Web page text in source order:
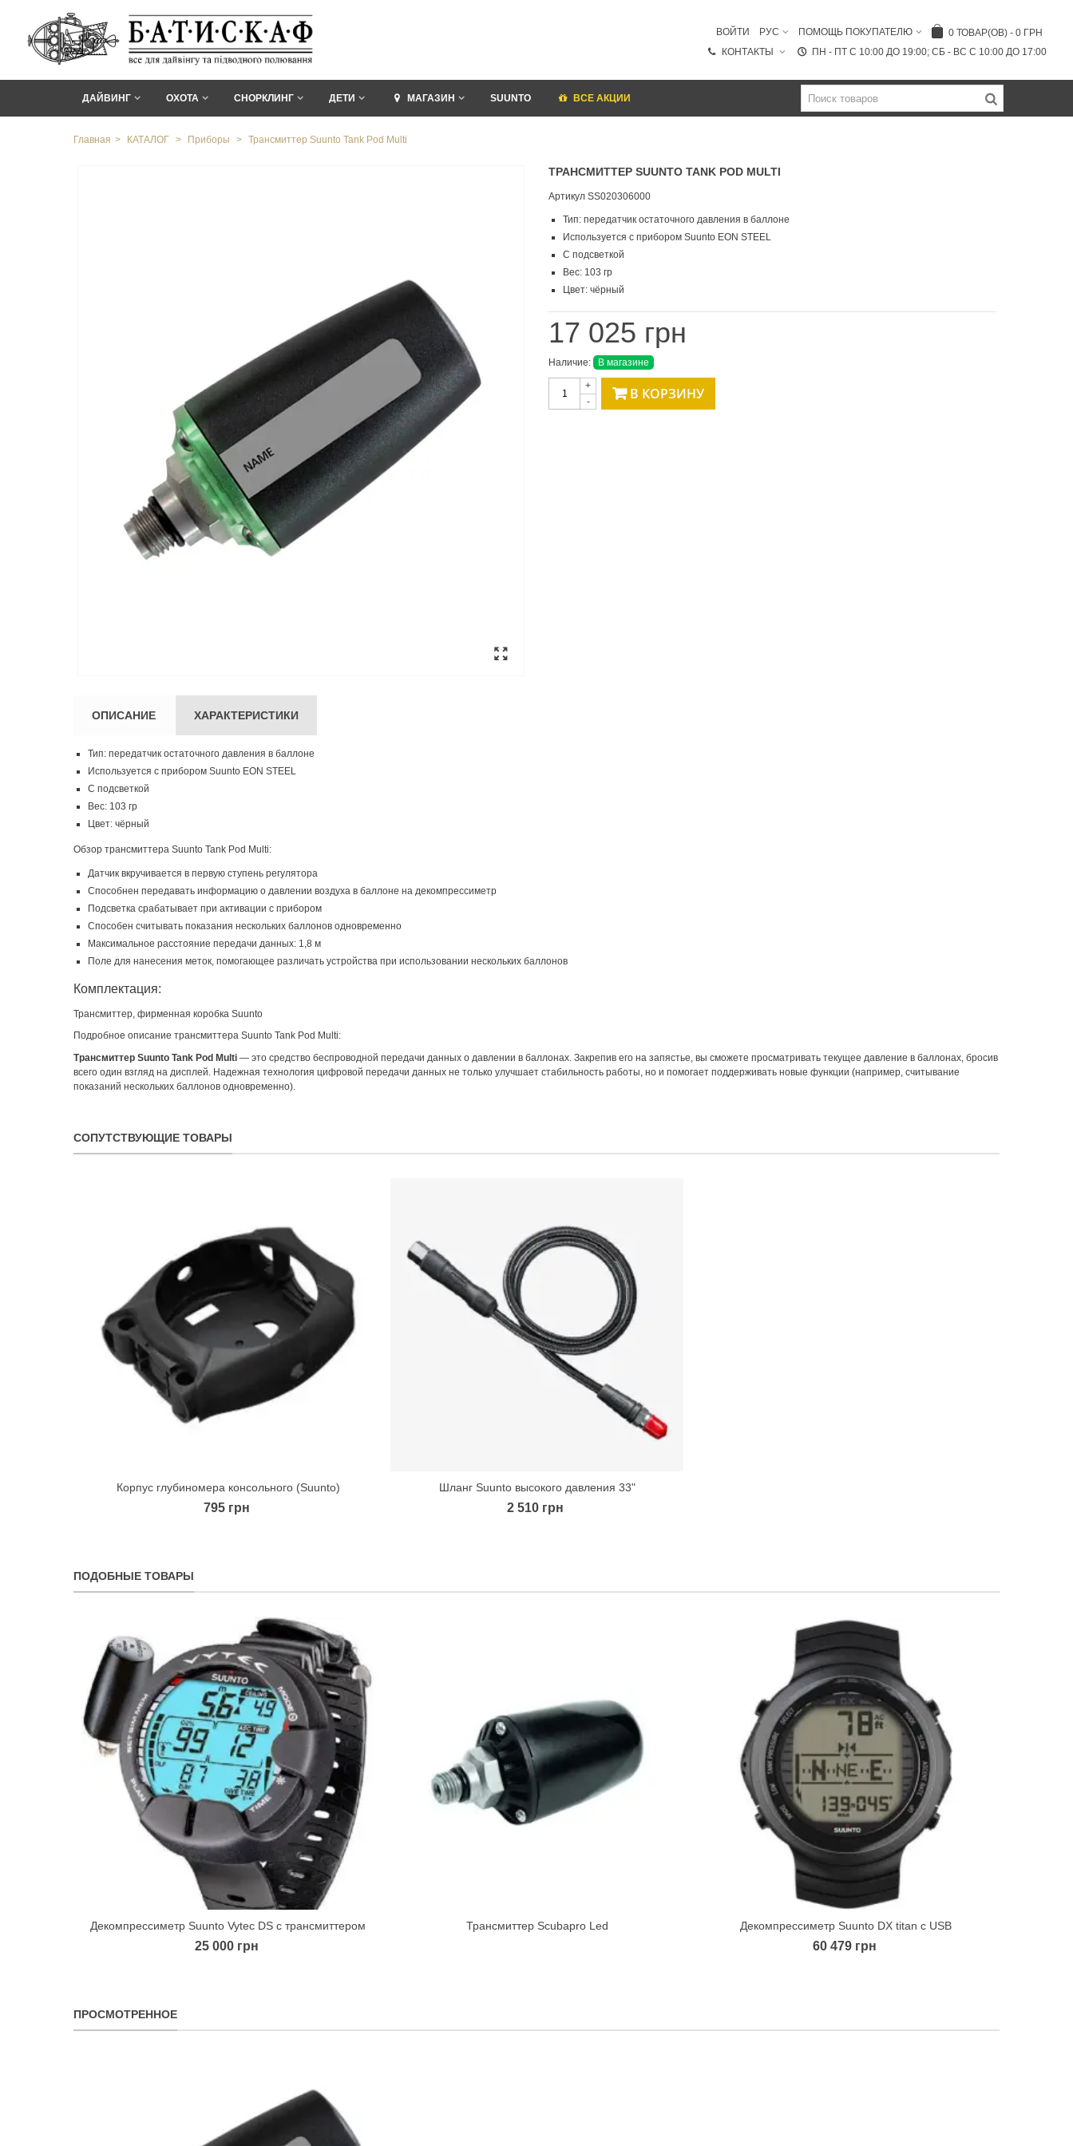
0 ТОВАР(ОВ) - 0 ГРН
ПОМОЩЬ ПОКУПАТЕЛЮ
РУС
ВОЙТИ
ПН - ПТ C 10:00 ДО 19:00; СБ - ВС С 10:00 ДО 17:00
КОНТАКТЫ
ДАЙВИНГ ОХОТА СНОРКЛИНГ ДЕТИ МАГАЗИН SUUNTO ВСЕ АКЦИИ
Главная > КАТАЛОГ > Приборы > Трансмиттер Suunto Tank Pod Multi
ТРАНСМИТТЕР SUUNTO TANK POD MULTI
Артикул SS020306000
Тип: передатчик остаточного давления в баллоне
Используется с прибором Suunto EON STEEL
С подсветкой
Вес: 103 гр
Цвет: чёрный
17 025 грн
Наличие: В магазине
-
+ В КОРЗИНУ
ОПИСАНИЕ ХАРАКТЕРИСТИКИ
Тип: передатчик остаточного давления в баллоне
Используется с прибором Suunto EON STEEL
С подсветкой
Вес: 103 гр
Цвет: чёрный
Обзор трансмиттера Suunto Tank Pod Multi:
Датчик вкручивается в первую ступень регулятора
Способнен передавать информацию о давлении воздуха в баллоне на декомпрессиметр
Подсветка срабатывает при активации с прибором
Способен считывать показания нескольких баллонов одновременно
Максимальное расстояние передачи данных: 1,8 м
Поле для нанесения меток, помогающее различать устройства при использовании нескольких баллонов
Комплектация:
Трансмиттер, фирменная коробка Suunto
Подробное описание трансмиттера Suunto Tank Pod Multi:
Трансмиттер Suunto Tank Pod Multi — это средство беспроводной передачи данных о давлении в баллонах. Закрепив его на запястье, вы сможете просматривать текущее давление в баллонах, бросив
всего один взгляд на дисплей. Надежная технология цифровой передачи данных не только улучшает стабильность работы, но и помогает поддерживать новые функции (например, считывание
показаний нескольких баллонов одновременно).
СОПУТСТВУЮЩИЕ ТОВАРЫ
Quick view
Корпус глубиномера консольного (Suunto)
795 грн
Quick view
Шланг Suunto высокого давления 33"
2 510 грн
ПОДОБНЫЕ ТОВАРЫ
Quick view
Декомпрессиметр Suunto Vytec DS с трансмиттером
25 000 грн
Quick view
Трансмиттер Scubapro Led Quick view
Декомпрессиметр Suunto DX titan с USB
60 479 грн
ПРОСМОТРЕННОЕ